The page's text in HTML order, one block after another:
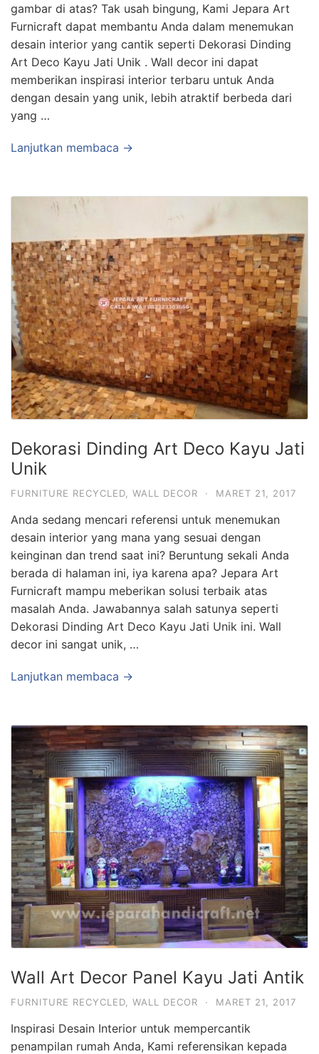
gambar di atas? Tak usah bingung, Kami Jepara Art
Furnicraft dapat membantu Anda dalam menemukan
desain interior yang cantik seperti Dekorasi Dinding
Art Deco Kayu Jati Unik . Wall decor ini dapat
memberikan inspirasi interior terbaru untuk Anda
dengan desain yang unik, lebih atraktif berbeda dari
yang …
Lanjutkan membaca →
Dekorasi Dinding Art Deco Kayu Jati
Unik
FURNITURE RECYCLED WALL DECOR · MARET 21, 2017
Anda sedang mencari referensi untuk menemukan
desain interior yang mana yang sesuai dengan
keinginan dan trend saat ini? Beruntung sekali Anda
berada di halaman ini, iya karena apa? Jepara Art
Furnicraft mampu meberikan solusi terbaik atas
masalah Anda. Jawabannya salah satunya seperti
Dekorasi Dinding Art Deco Kayu Jati Unik ini. Wall
decor ini sangat unik, …
Lanjutkan membaca →
Wall Art Decor Panel Kayu Jati Antik
FURNITURE RECYCLED WALL DECOR · MARET 21, 2017
Inspirasi Desain Interior untuk mempercantik
penampilan rumah Anda, Kami referensikan kepada